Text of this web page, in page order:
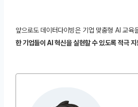
앞으로도 데이터다이빙은 기업 맞춤형 AI 교육
한 기업들이 AI 혁신을 실현할 수 있도록 적극 지